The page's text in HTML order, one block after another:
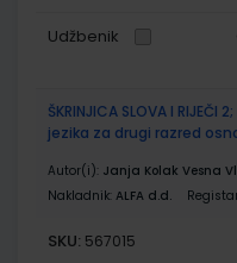
Udžbenik
ŠKRINJICA SLOVA I
jezika za drugi razred
Autor(i): Janja Kolak Vesna
Nakladnik: ALFA d.d.
SKU: 567015